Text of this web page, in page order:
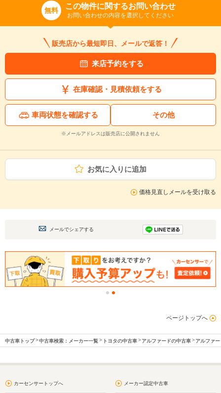
無料 この物件に関するお問い合わせ
お問い合わせの内容を選択してください
販売店から最短即日、メールで返答！
来店予約をする
在庫確認・見積依頼をする
車両状態を確認する その他
※メールアドレスは販売店に公開されません
お気に入りに追加
価格見直しメールを受け取る
メールでシェアする
ページトップへ
中古車トップ 中古車検索：メーカー一覧 トヨタの中古車 アルファードの中古車 アルファ
カーセンサートップへ メーカー認定中古車